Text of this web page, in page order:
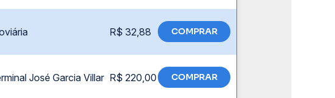
R$ 32,88 COMPRAR
José Garcia Villar R$ 220,00 COMPRAR